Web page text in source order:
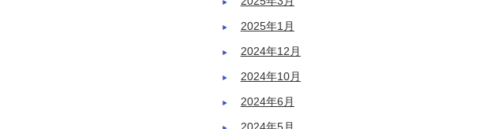
2025年1月
2024年12月
2024年10月
2024年6月